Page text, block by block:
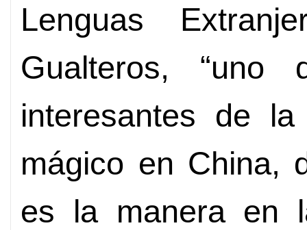
Lenguas
Gualteros,
interesantes de
mágico en China,
es la manera en